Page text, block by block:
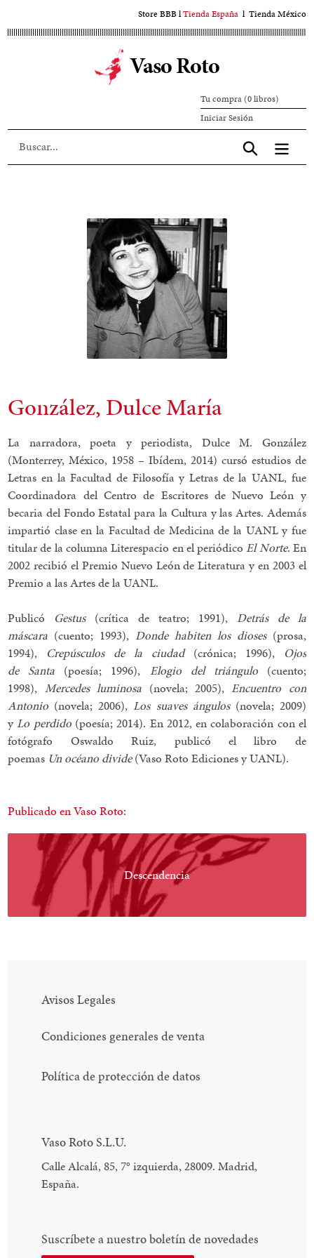
al
Store BBBlTienda España l Tienda México
Vaso Roto
Tu compra (0 libros)
Iniciar SesiónIniciar
sesión
Aceptar
González, Dulce María
La narradora, poeta y periodista, Dulce M. González
(Monterrey, México, 1958 – Ibídem, 2014) cursó estudios de
Letras en la Facultad de Filosofía y Letras de la UANL, fue
Coordinadora del Centro de Escritores de Nuevo León y
becaria del Fondo Estatal para la Cultura y las Artes. Además
impartió clase en la Facultad de Medicina de la UANL y fue
titular de la columna Literespacio en el periódico El Norte. En
2002 recibió el Premio Nuevo León de Literatura y en 2003 el
Premio a las Artes de la UANL.
Publicó Gestus (crítica de teatro; 1991), Detrás de la
máscara (cuento; 1993),Donde habiten los dioses (prosa,
1994), Crepúsculos de la ciudad(crónica; 1996), Ojos
de Santa (poesía; 1996), Elogio del triángulo (cuento;
1998), Mercedes luminosa (novela; 2005),Encuentro con
Antonio (novela; 2006),Los suaves ángulos(novela; 2009)
yLo perdido(poesía; 2014). En 2012, en colaboración con el
fotógrafo Oswaldo Ruiz, publicó el libro de
poemas Un océano divide(Vaso Roto Ediciones y UANL).
Publicado en Vaso Roto:
Descendencia
Avisos Legales
Condiciones generales de venta
Política de protección de datos
Vaso Roto S.L.U.
Calle Alcalá, 85, 7° izquierda, 28009. Madrid,
España.
Suscríbete a nuestro boletín de novedades